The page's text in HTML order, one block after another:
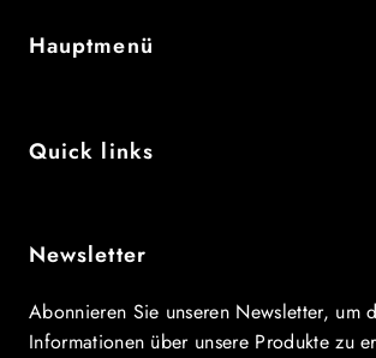
Hauptmenü
Quick links
Newsletter
Abonnieren Sie unseren Newsletter, um
Informationen über unsere Produkte zu